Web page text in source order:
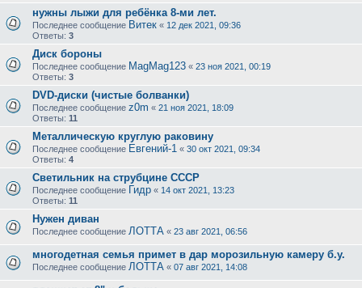
нужны лыжи для ребёнка 8-ми лет.
Последнее сообщение Витек « 12 дек 2021, 09:36
Ответы: 3
Диск бороны
Последнее сообщение MagMag123 « 23 ноя 2021, 00:19
Ответы: 3
DVD-диски (чистые болванки)
Последнее сообщение z0m « 21 ноя 2021, 18:09
Ответы: 11
Металлическую круглую раковину
Последнее сообщение Евгений-1 « 30 окт 2021, 09:34
Ответы: 4
Светильник на струбцине СССР
Последнее сообщение Гидр « 14 окт 2021, 13:23
Ответы: 11
Нужен диван
Последнее сообщение ЛОТТА « 23 авг 2021, 06:56
многодетная семья примет в дар морозильную камеру б.у.
Последнее сообщение ЛОТТА « 07 авг 2021, 14:08